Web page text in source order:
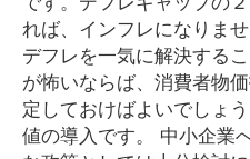
れば、インフレになりま
デフレを一気に解決する
が怖いならば、消費者物
定しておけばよいでしょ
値の導入です。 中小企業